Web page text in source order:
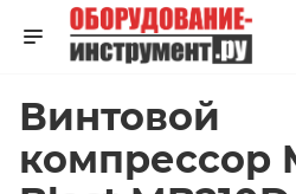
Винтовой
компрессор